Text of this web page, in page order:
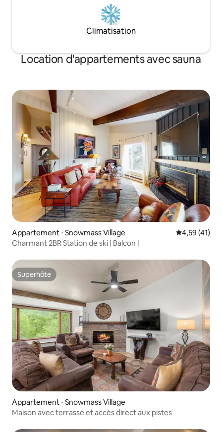
Climatisation
Location d'appartements avec sauna
Appartement ⋅ Snowmass Village Évaluation
4,59 (41)
Charmant 2BR Station de ski | Balcon |
Superhôte
Superhôte
Appartement ⋅ Snowmass Village
Maison avec terrasse et accès direct aux pistes